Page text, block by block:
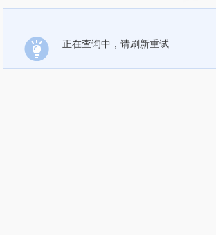
正在查询中，请刷新重试